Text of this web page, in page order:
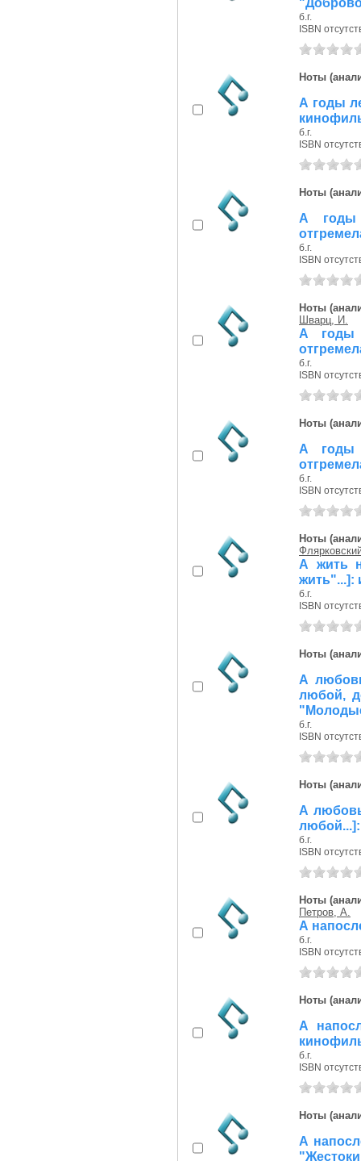
б.г.
ISBN
Ноты
А годы
б.г.
ISBN
Ноты
А годы
б.г.
ISBN
Ноты
Шварц, И.
А годы
б.г.
ISBN
Ноты
А годы
б.г.
ISBN
Ноты
А жить
жить"...]:
б.г.
ISBN
Ноты
А
любой,
б.г.
ISBN
Ноты
А
б.г.
ISBN
Ноты
Петров, А.
А
б.г.
ISBN
Ноты
А
б.г.
ISBN
Ноты
А